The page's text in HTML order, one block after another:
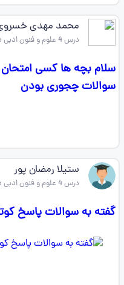
محمد مهدی
درس 4 علوم و فنون ادبی دهم
سلام بچه ها کسی امتحان
سوالات چجوری بودن
ستیلا رمضان پور
درس 4 علوم و فنون ادبی دهم
گفته به سوالات پاسخ